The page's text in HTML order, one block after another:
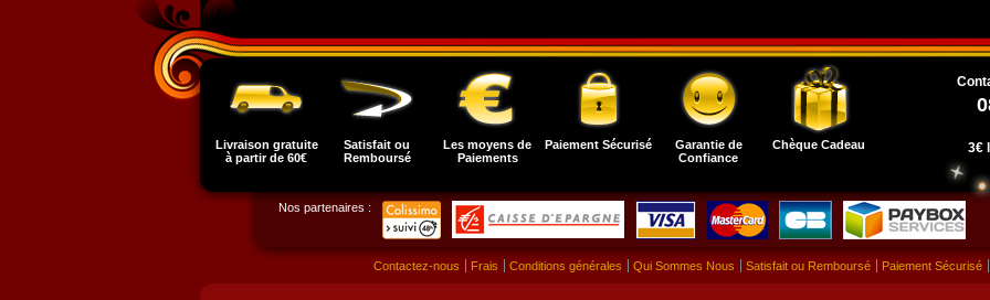
Livraison gratuite
à partir de 60€
Satisfait ou
Remboursé
Les moyens de
Paiements
Paiement Sécurisé
Garantie de
Confiance
Chèque Cadeau 3€
Nos partenaires :
Contactez-nous Frais Conditions générales Qui Sommes Nous Satisfait ou Remboursé Paiement Sécurisé